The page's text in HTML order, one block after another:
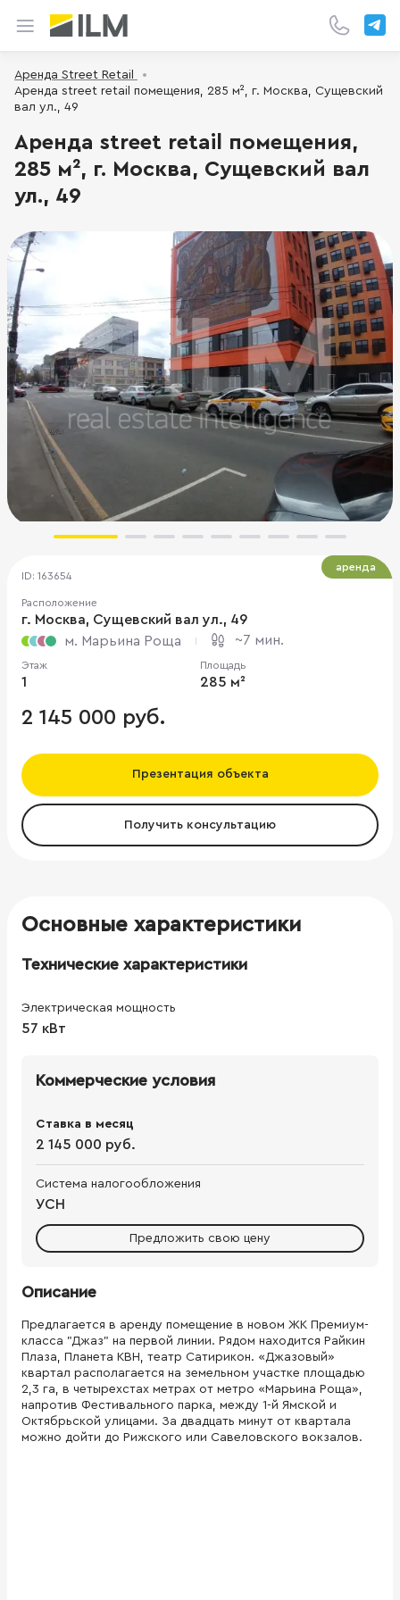
Аренда Street Retail
Аренда street retail помещения, 285 м², г. Москва, Сущевский
вал ул., 49
Аренда street retail помещения,
285 м², г. Москва, Сущевский вал
ул., 49
ID: 163654
Расположение
г. Москва, Сущевский вал ул., 49
м. Марьина Роща
~7 мин.
Этаж
1
Площадь
285 м²
2 145 000 руб.
Презентация объекта
Получить консультацию
аренда
Основные характеристики
Технические характеристики
Электрическая мощность
57 кВт
Коммерческие условия
Ставка в месяц
2 145 000 руб.
Система налогообложения
УСН
Предложить свою цену
Описание
Предлагается в аренду помещение в новом ЖК Премиум-
класса "Джаз" на первой линии. Рядом находится Райкин
Плаза, Планета КВН, театр Сатирикон. «Джазовый»
квартал располагается на земельном участке площадью
2,3 га, в четырехстах метрах от метро «Марьина Роща»,
напротив Фестивального парка, между 1-й Ямской и
Октябрьской улицами. За двадцать минут от квартала
можно дойти до Рижского или Савеловского вокзалов.